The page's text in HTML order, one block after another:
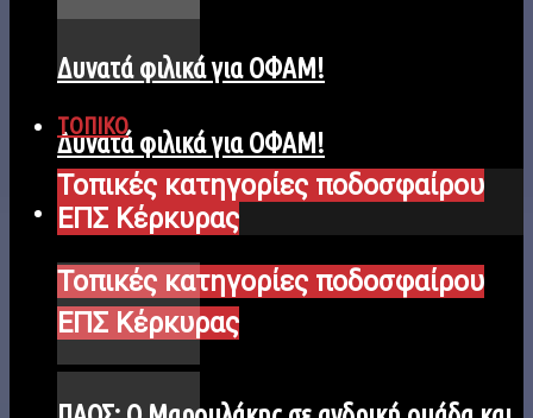
Δυνατά φιλικά για ΟΦΑΜ!
ΤΟΠΙΚΟ
Τοπικές κατηγορίες ποδοσφαίρου
ΕΠΣ Κέρκυρας
Δυνατά φιλικά για ΟΦΑΜ!
ΤΟΠΙΚΟ
Τοπικές κατηγορίες ποδοσφαίρου
ΕΠΣ Κέρκυρας